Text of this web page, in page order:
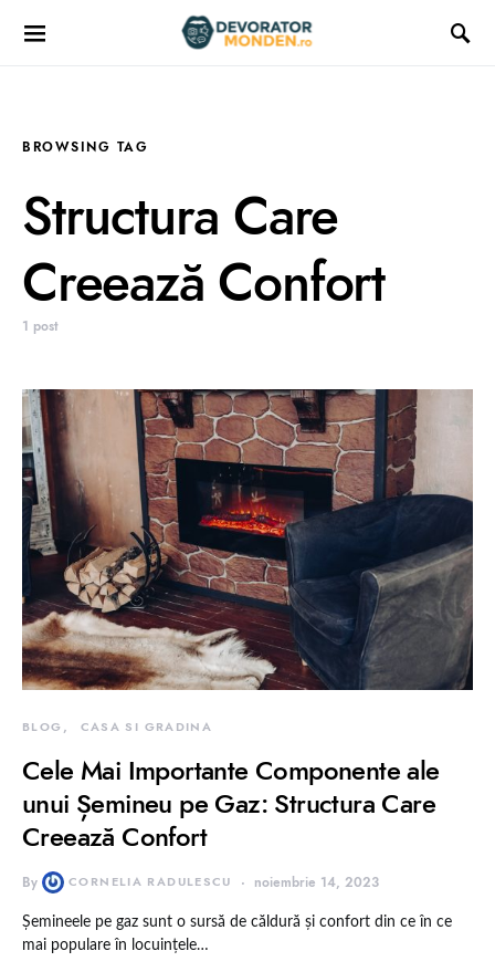
BROWSING TAG
Structura Care
Creează Confort
1 post
BLOG CASA SI GRADINA
Cele Mai Importante Componente ale
unui Șemineu pe Gaz: Structura Care
Creează Confort
By CORNELIA RADULESCU noiembrie 14, 2023
Șemineele pe gaz sunt o sursă de căldură și confort din ce în ce
mai populare în locuințele…